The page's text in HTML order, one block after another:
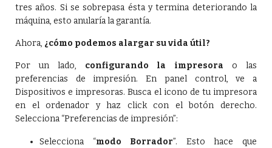
tres años. Si se sobrepasa ésta y termina deteriorando la
máquina, esto anularía la garantía.
Ahora, ¿cómo podemos alargar su vida útil?
Por un lado, configurando la impresora o las
preferencias de impresión. En panel control, ve a
Dispositivos e impresoras. Busca el icono de tu impresora
en el ordenador y haz click con el botón derecho.
Selecciona “Preferencias de impresión”:
Selecciona “modo Borrador”. Esto hace que